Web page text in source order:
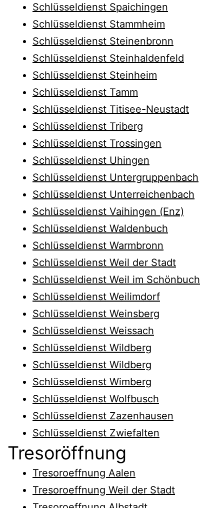
Schlüsseldienst Spaichingen
Schlüsseldienst Stammheim
Schlüsseldienst Steinenbronn
Schlüsseldienst Steinhaldenfeld
Schlüsseldienst Steinheim
Schlüsseldienst Tamm
Schlüsseldienst Titisee-Neustadt
Schlüsseldienst Triberg
Schlüsseldienst Trossingen
Schlüsseldienst Uhingen
Schlüsseldienst Untergruppenbach
Schlüsseldienst Unterreichenbach
Schlüsseldienst Vaihingen (Enz)
Schlüsseldienst Waldenbuch
Schlüsseldienst Warmbronn
Schlüsseldienst Weil der Stadt
Schlüsseldienst Weil im Schönbuch
Schlüsseldienst Weilimdorf
Schlüsseldienst Weinsberg
Schlüsseldienst Weissach
Schlüsseldienst Wildberg
Schlüsseldienst Wildberg
Schlüsseldienst Wimberg
Schlüsseldienst Wolfbusch
Schlüsseldienst Zazenhausen
Schlüsseldienst Zwiefalten
Tresoröffnung
Tresoroeffnung Aalen
Tresoroeffnung Weil der Stadt